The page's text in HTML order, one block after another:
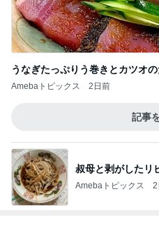
うなぎたっぷりう巻きとカツオの
Amebaトピックス 2日前
記事
叔母と剥がしたリ
Amebaトピックス 2